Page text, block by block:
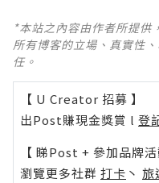
*本站之內容由作者所提供
所有博客的立場、真實性
任。
【 U Creator 招募 】
出Post賺現金獎賞 l 登
【 睇Post + 參加品牌活
瀏覽更多社群 打卡 丶 旅